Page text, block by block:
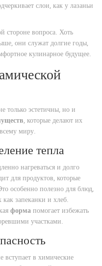
слои, как у лазаньи
стороне вопроса. Хоть
они служат долгие годы,
кулинарное будущее.
только эстетичны, но и
, которые делают их
миру.
тепла
нагреваться и долго
для продуктов, которые
особенно полезно для блюд,
как запеканки и хлеб.
форма помогает избежать
участками.
вступает в химические